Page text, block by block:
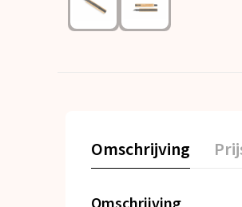
Omschrijving
Omschrijving